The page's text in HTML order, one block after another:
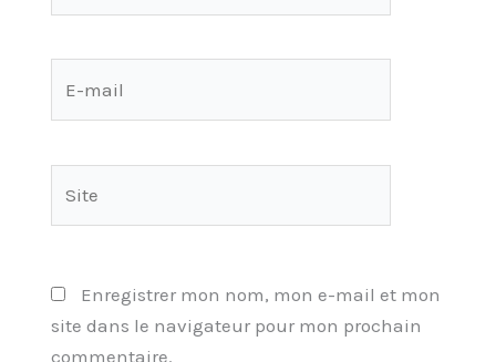
Enregistrer mon nom, mon e-mail et mon
site dans le navigateur pour mon prochain
commentaire.